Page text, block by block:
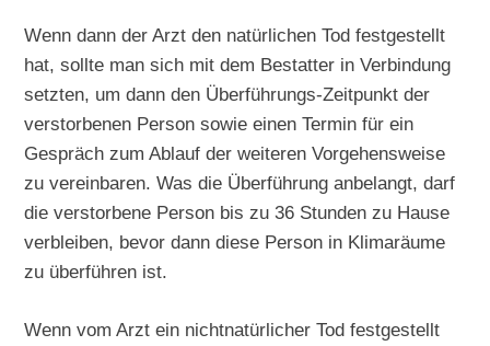
Wenn dann der Arzt den natürlichen Tod festgestellt
hat, sollte man sich mit dem Bestatter in Verbindung
setzten, um dann den Überführungs-Zeitpunkt der
verstorbenen Person sowie einen Termin für ein
Gespräch zum Ablauf der weiteren Vorgehensweise
zu vereinbaren. Was die Überführung anbelangt, darf
die verstorbene Person bis zu 36 Stunden zu Hause
verbleiben, bevor dann diese Person in Klimaräume
zu überführen ist.
Wenn vom Arzt ein nichtnatürlicher Tod festgestellt